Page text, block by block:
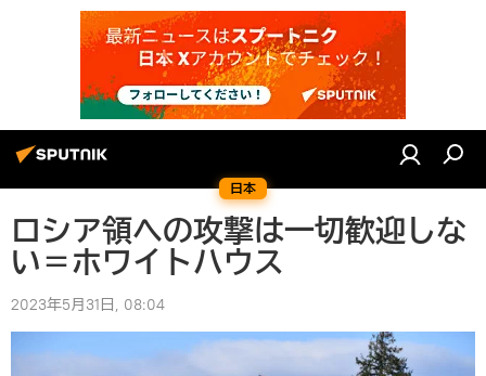
日本
ロシア領への攻撃は一切歓迎しな
い＝ホワイトハウス
2023年5月31日, 08:04